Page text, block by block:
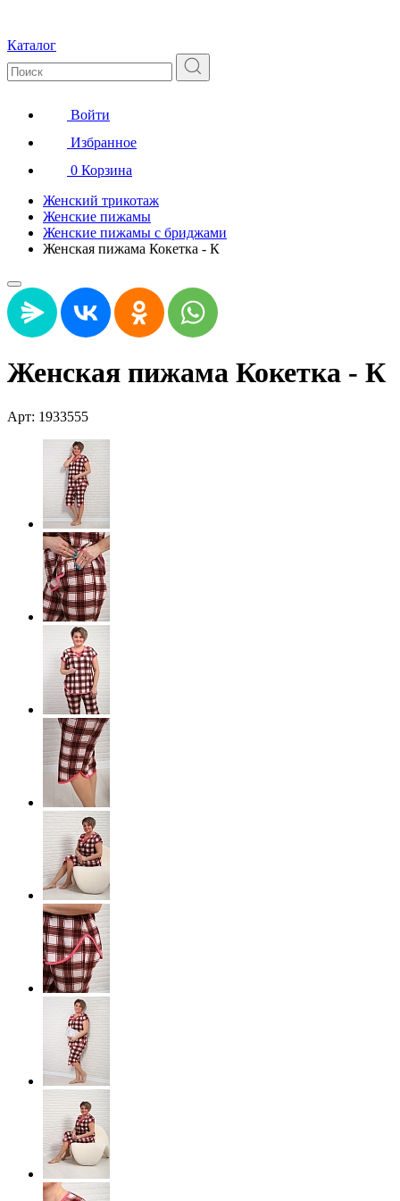
Каталог
Войти
Избранное
0 Корзина
Женский трикотаж
Женские пижамы
Женские пижамы с бриджами
Женская пижама Кокетка - К
Женская пижама Кокетка - К
Арт: 1933555